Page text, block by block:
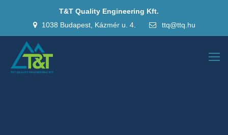
T&T Quality Engineering Kft.
1038 Budapest, Kázmér u. 4.
ttq@ttq.hu